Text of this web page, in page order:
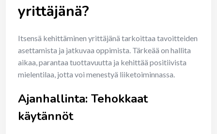
yrittäjänä?
Itsensä kehittäminen yrittäjänä tarkoittaa tavoitteiden
asettamista ja jatkuvaa oppimista. Tärkeää on hallita
aikaa, parantaa tuottavuutta ja kehittää positiivista
mielentilaa, jotta voi menestyä liiketoiminnassa.
Ajanhallinta: Tehokkaat
käytännöt